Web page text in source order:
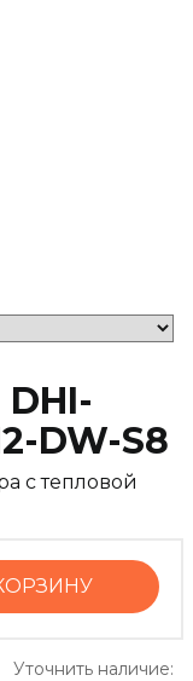
DW-S8
с тепловой
Уточнить наличие: